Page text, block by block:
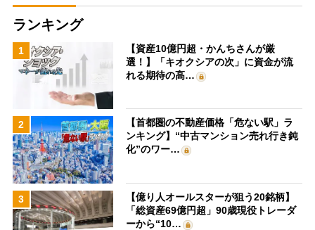
ランキング
1
【資産10億円超・かんちさんが厳
選！】「キオクシアの次」に資金が流
れる期待の高…
2
【首都圏の不動産価格「危ない駅」ラ
ンキング】“中古マンション売れ行き鈍
化”のワー…
3
【億り人オールスターが狙う20銘柄】
「総資産69億円超」90歳現役トレーダ
ーから“10…